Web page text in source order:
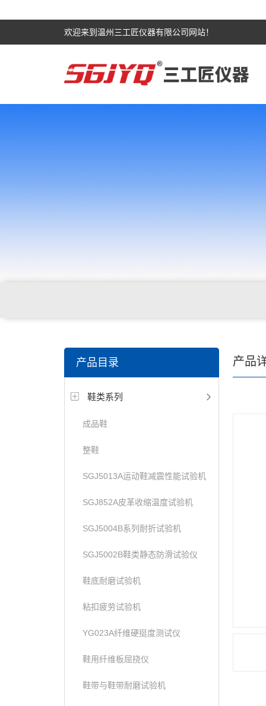
欢迎来到温州三工匠仪器有限公司网站！
电缆，包装材料，箱包等行业
产品目录
鞋类系列
成品鞋
整鞋
SGJ5013A运动鞋减震性能试验机
SGJ852A皮革收缩温度试验机
SGJ5004B系列耐折试验机
SGJ5002B鞋类静态防滑试验仪
鞋底耐磨试验机
粘扣疲劳试验机
YG023A纤维硬挺度测试仪
鞋用纤维板屈挠仪
鞋带与鞋带耐磨试验机
产品